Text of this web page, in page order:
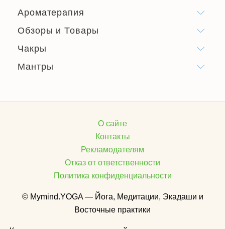
Ароматерапия
Обзоры и Товары
Чакры
Мантры
О сайте
Контакты
Рекламодателям
Отказ от ответственности
Политика конфиденциальности
© Mymind.YOGA — Йога, Медитации, Экадаши и
Восточные практики